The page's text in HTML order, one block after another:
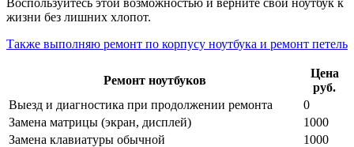
Воспользуйтесь этой возможностью и верните свой ноутбук к
жизни без лишних хлопот.
Также выполняю ремонт по корпусу ноутбука и ремонт петель
Ремонт ноутбуков
Цена
руб.
Выезд и диагностика при продолжении ремонта
0
Замена матрицы (экран, дисплей)
1000
Замена клавиатуры обычной
1000